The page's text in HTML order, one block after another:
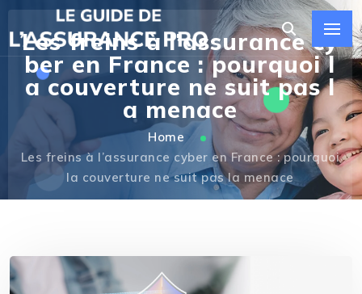
Les freins à l’assurance cy
ber en France : pourquoi l
a couverture ne suit pas l
a menace
Home
Les freins à l’assurance cyber en France : pourquoi
la couverture ne suit pas la menace